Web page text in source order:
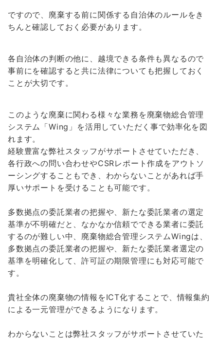
ですので、廃棄する前に関係する自治体のルールをき
ちんと確認しておく必要があります。
各自治体の判断の他に、越境できる条件も異なるので
事前にを確認すると共に法律についても把握しておく
ことが大切です。
このような廃棄に関わる様々な業務を廃棄物総合管理
システム「Wing」を活用していただく事で効率化を図
れます。
経験豊富な弊社スタッフがサポートさせていただき、
各行政への問い合わせやCSRレポート作成をアウトソ
ーシングすることもでき、わからないことがあれば手
厚いサポートを受けることも可能です。
多数拠点の委託業者の把握や、新たな委託業者の選定
基準が不明確だと、なかなか信頼でできる業者に委託
するのが難しい中、廃棄物総合管理システムWingは、
多数拠点の委託業者の把握や、新たな委託業者選定の
基準を明確化して、許可証の期限管理にも対応可能で
す。
貴社全体の廃棄物の情報をICT化することで、情報集約
による一元管理ができるようになります。
わからないことは弊社スタッフがサポートさせていた